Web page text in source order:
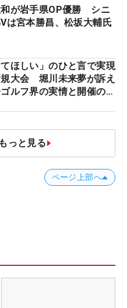
が岩手県OP優勝 シニ
は宮本勝昌、松坂大輔氏
てほしい」のひと言で実現
規大会 堀川未来夢が訴え
ルフ界の実情と開催の舞
っと見る
ページ上部へ